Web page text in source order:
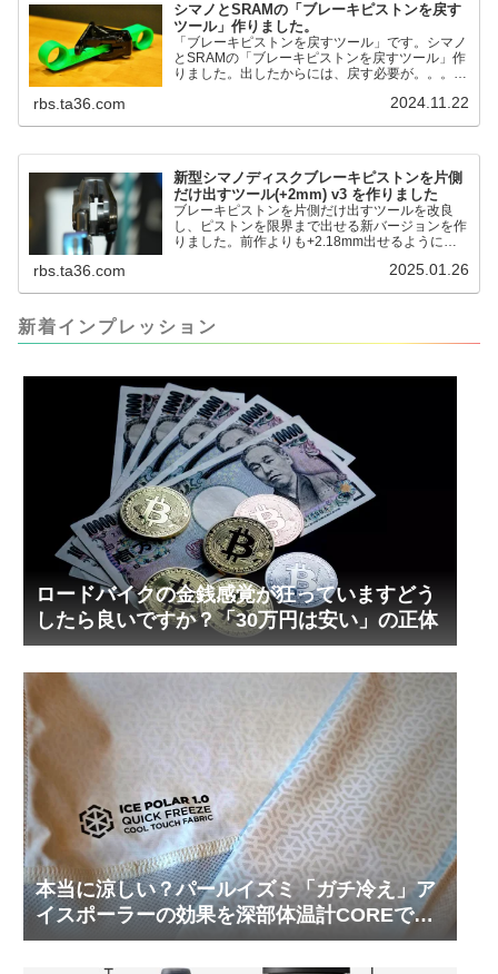
シマノとSRAMの「ブレーキピストンを戻す
ツール」作りました。
「ブレーキピストンを戻すツール」です。シマノ
とSRAMの「ブレーキピストンを戻すツール」作
りました。出したからには、戻す必要が。。。で
だと。。。▶「ブレーキピストンを戻すツール」
るのかというと、出ているピス...
rbs.ta36.com 2024.11.22
新型シマノディスクブレーキピストンを片側
だけ出すツール(+2mm) v3 を作りました
ブレーキピストンを片側だけ出すツールを改良
し、ピストンを限界まで出せる新バージョンを作
りました。前作よりも+2.18mm出せるようにな
って、オイル漏れするまで試しました。最も安全
ましたが、ギリギリまで攻めてますのでピストン
内部の汚れをさらに掃除できると思います。前作
rbs.ta36.com 2025.01.26
新着インプレッション
ロードバイクの金銭感覚が狂っていますどう
したら良いですか？「30万円は安い」の正体
本当に涼しい？パールイズミ「ガチ冷え」ア
イスポーラーの効果を深部体温計COREで測
ってみた